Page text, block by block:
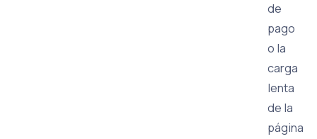
de
pago
o la
carga
lenta
de la
página